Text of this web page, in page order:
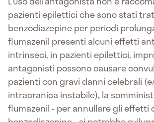
pazienti epilettici che sono stati
benzodiazepine per periodi
flumazenil presenti alcuni effetti
intrinseci, in pazienti epilettici,
antagonisti possono causare
pazienti con gravi danni celebrali
intracranica instabile), la
flumazenil - per annullare gli effetti